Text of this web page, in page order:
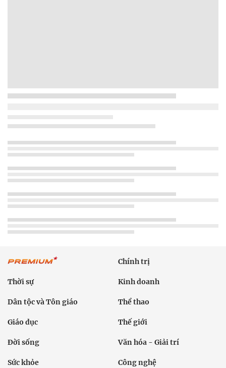
Chính trị
Thời sự Kinh doanh
Dân tộc và Tôn giáo Thể thao
Giáo dục Thế giới
Đời sống Văn hóa - Giải trí
Sức khỏe Công nghệ